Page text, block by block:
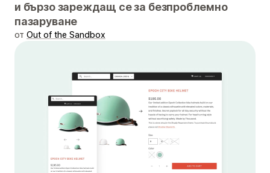
и бързо зареждащ се за безпроблемно
пазаруване
от Out of the Sandbox